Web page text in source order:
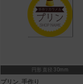
円形 直径 30mm
プリン_手作り